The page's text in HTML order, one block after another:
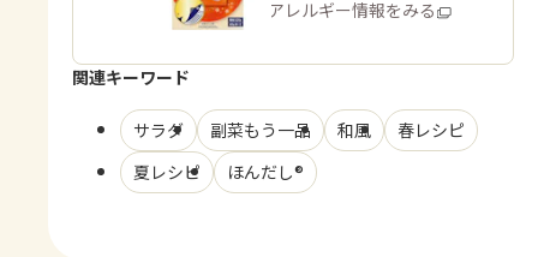
商品・アレルギー情報をみる
関連キーワード
サラダ 副菜もう一品 和風
春レシピ
夏レシピ
ほんだし®